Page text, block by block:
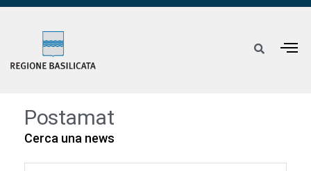
Postamat
Cerca una news